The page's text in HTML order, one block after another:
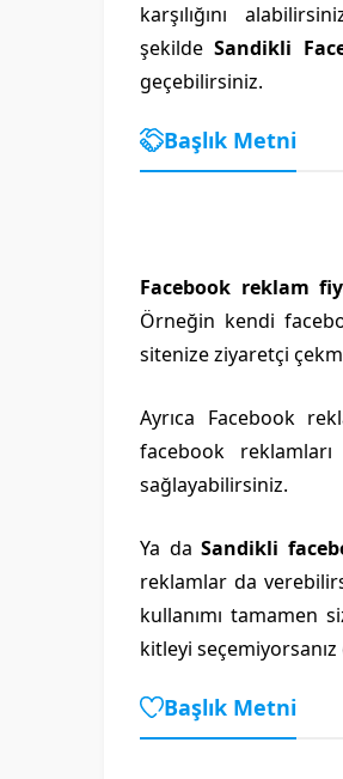
karşılığını
şekildeSandikli
geçebilirsiniz.
Başlık Metni
Facebook reklam
Örneğin kendi
sitenize ziyaretçi
Ayrıca Facebook
facebook
sağlayabilirsiniz.
Ya da Sandikli
reklamlar da
kullanımı tamamen
kitleyi seçemiyorsanız
Başlık Metni